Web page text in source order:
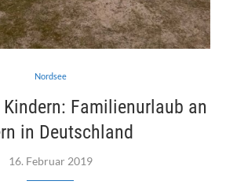
Nordsee
Familienurlaub an
in Deutschland
16. Februar 2019